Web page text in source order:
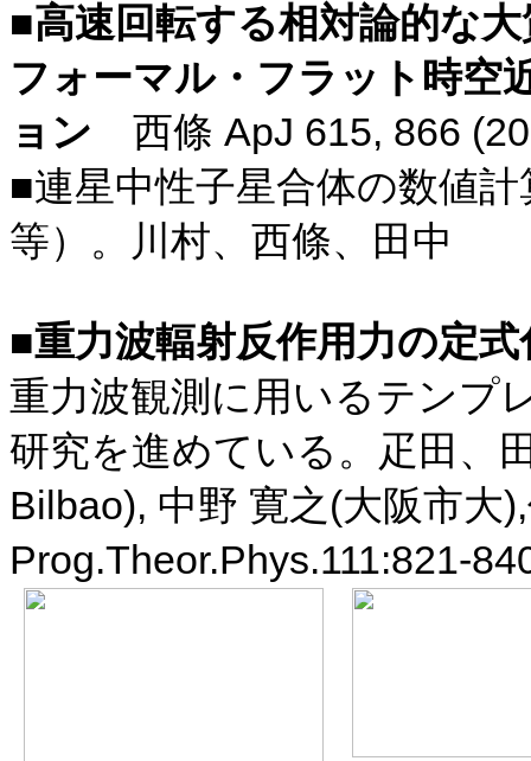
■高速回転する相対論的な
フォーマル・フラット時空
ョン 西條 ApJ 615, 866
■連星中性子星合体の数値
等）。川村、西條、田中
■重力波輻射反作用力の定
重力波観測に用いるテンプ
研究を進めている。疋田、
Bilbao), 中野 寛之(大阪市大),
Prog.Theor.Phys.111:821-